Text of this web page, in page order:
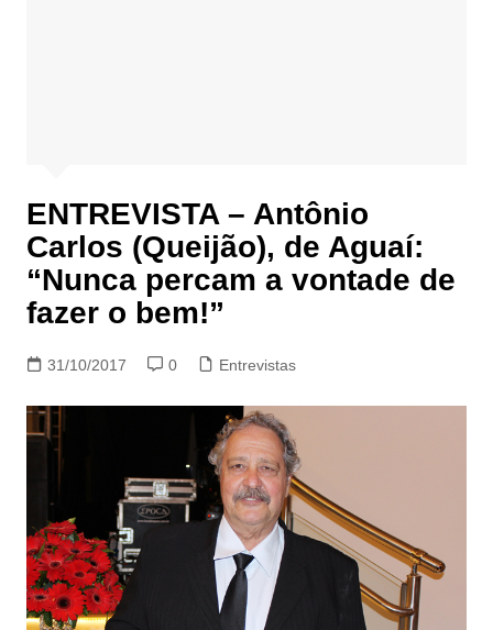
ENTREVISTA – Antônio
Carlos (Queijão), de Aguaí:
“Nunca percam a vontade de
fazer o bem!”
31/10/2017 0 Entrevistas